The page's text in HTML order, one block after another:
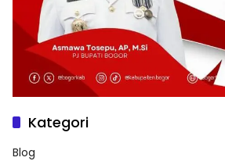
Kategori
Blog